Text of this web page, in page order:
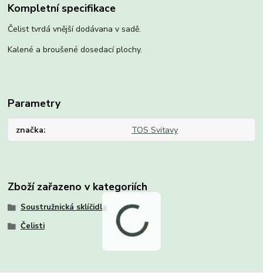
Kompletní specifikace
Čelist tvrdá vnější dodávana v sadě.
Kalené a broušené dosedací plochy.
Parametry
značka TOS Svitavy
Zboží zařazeno v kategoriích
Soustružnická sklíčidla
Čelisti